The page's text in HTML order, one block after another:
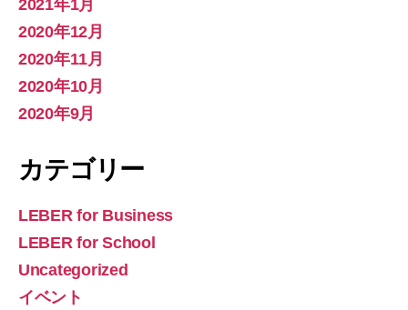
2021年1月
2020年12月
2020年11月
2020年10月
2020年9月
カテゴリー
LEBER for Business
LEBER for School
Uncategorized
イベント